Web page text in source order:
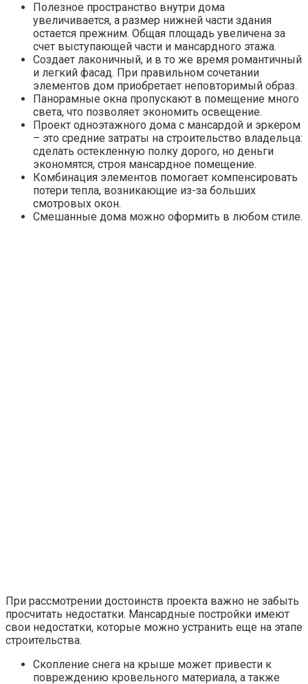
Полезное пространство внутри дома
увеличивается, а размер нижней части здания
остается прежним. Общая площадь увеличена за
счет выступающей части и мансардного этажа.
Создает лаконичный, и в то же время романтичный
и легкий фасад. При правильном сочетании
элементов дом приобретает неповторимый образ.
Панорамные окна пропускают в помещение много
света, что позволяет экономить освещение.
Проект одноэтажного дома с мансардой и эркером
– это средние затраты на строительство владельца:
сделать остекленную полку дорого, но деньги
экономятся, строя мансардное помещение.
Комбинация элементов помогает компенсировать
потери тепла, возникающие из-за больших
смотровых окон.
Смешанные дома можно оформить в любом стиле.
При рассмотрении достоинств проекта важно не забыть
просчитать недостатки. Мансардные постройки имеют
свои недостатки, которые можно устранить еще на этапе
строительства.
Скопление снега на крыше может привести к
повреждению кровельного материала, а также